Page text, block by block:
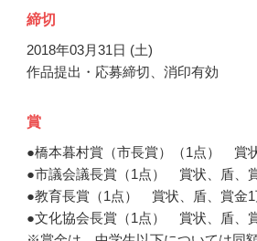
締切
2018年03月31日 (土)
作品提出・応募締切、消印有効
賞
●橋本暮村賞（市長賞）（1点） 賞
●市議会議長賞（1点） 賞状、盾、
●教育長賞（1点） 賞状、盾、賞金1
●文化協会長賞（1点） 賞状、盾、